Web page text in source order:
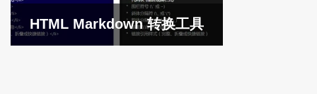
HTML Markdown 转换工具